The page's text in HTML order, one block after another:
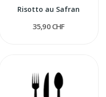
Risotto au Safran
35,90 CHF